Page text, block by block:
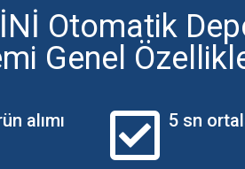
Otomatik
Genel
alımı 5 sn